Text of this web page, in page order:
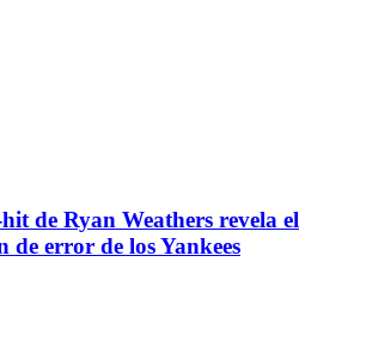
de Ryan Weathers revela el
de error de los Yankees